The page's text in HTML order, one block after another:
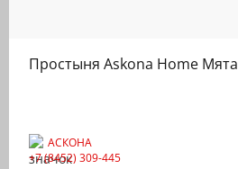
Простыня Askona Home Мята
АСКОНА
+7 (8452) 309-445